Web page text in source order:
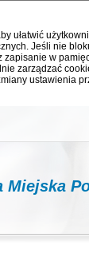
ułatwić
Jeśli nie
zapisanie w
zarządzać
ustawienia
Miejska